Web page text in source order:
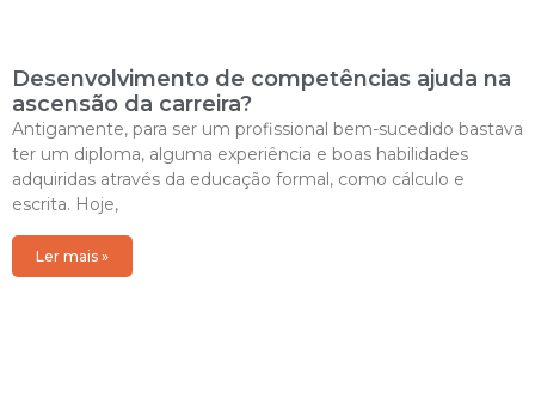
Desenvolvimento de competências ajuda na
ascensão da carreira?
Antigamente, para ser um profissional bem-sucedido bastava
ter um diploma, alguma experiência e boas habilidades
adquiridas através da educação formal, como cálculo e
escrita. Hoje,
Ler mais »